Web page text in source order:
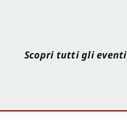
Scopri tutti gli eventi